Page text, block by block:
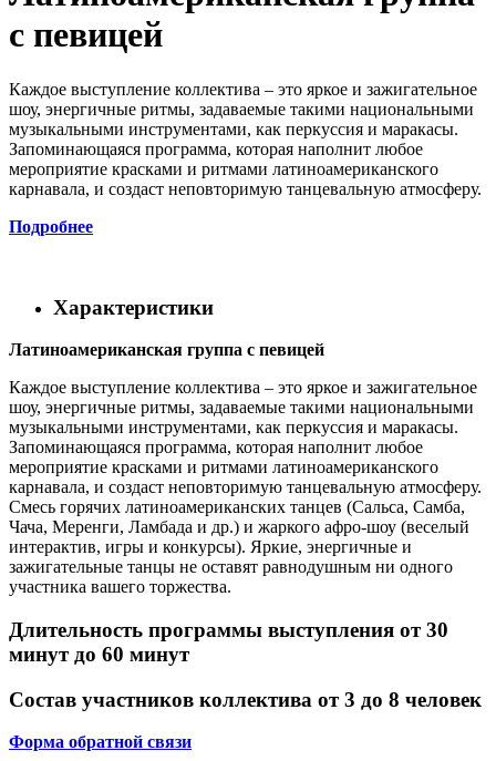
с певицей
Каждое выступление коллектива – это яркое и зажигательное
шоу, энергичные ритмы, задаваемые такими национальными
музыкальными инструментами, как перкуссия и маракасы.
Запоминающаяся программа, которая наполнит любое
мероприятие красками и ритмами латиноамериканского
карнавала, и создаст неповторимую танцевальную атмосферу.
Подробнее
Характеристики
Латиноамериканская группа с певицей
Каждое выступление коллектива – это яркое и зажигательное
шоу, энергичные ритмы, задаваемые такими национальными
музыкальными инструментами, как перкуссия и маракасы.
Запоминающаяся программа, которая наполнит любое
мероприятие красками и ритмами латиноамериканского
карнавала, и создаст неповторимую танцевальную атмосферу.
Смесь горячих латиноамериканских танцев (Сальса, Самба,
Чача, Меренги, Ламбада и др.) и жаркого афро-шоу (веселый
интерактив, игры и конкурсы). Яркие, энергичные и
зажигательные танцы не оставят равнодушным ни одного
участника вашего торжества.
Длительность программы выступления от 30
минут до 60 минут
Состав участников коллектива от 3 до 8 человек
Форма обратной связи